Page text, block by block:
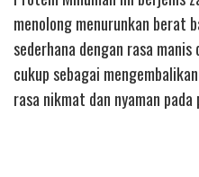
menolong menurunkan berat
sederhana dengan rasa
cukup sebagai
rasa nikmat dan nyaman pada